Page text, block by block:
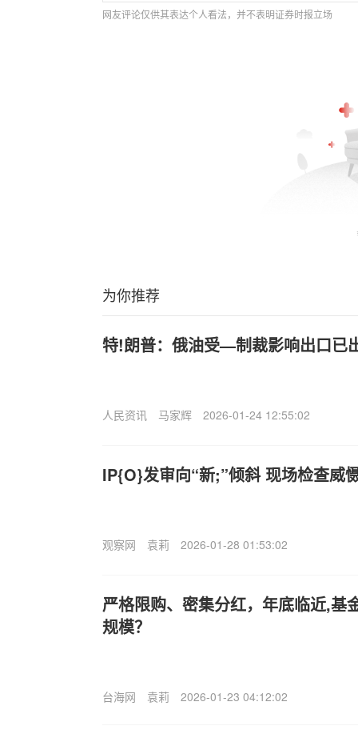
网友评论仅供其表达个人看法，并不表明证券时报立场
为你推荐
特!朗普：俄油受—制裁影响出口已
人民资讯 马家辉 2026-01-24 12:55:02
IP{O}发审向“新;”倾斜 现场检查威
观察网 袁莉 2026-01-28 01:53:02
严格限购、密集分红，年底临近,基
规模？
台海网 袁莉 2026-01-23 04:12:02